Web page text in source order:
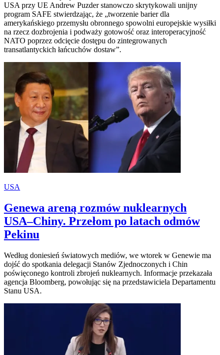
USA przy UE Andrew Puzder stanowczo skrytykowali unijny
program SAFE stwierdzając, że „tworzenie barier dla
amerykańskiego przemysłu obronnego spowolni europejskie wysiłki
na rzecz dozbrojenia i podważy gotowość oraz interoperacyjność
NATO poprzez odcięcie dostępu do zintegrowanych
transatlantyckich łańcuchów dostaw”.
USA
Genewa areną rozmów nuklearnych
USA–Chiny. Przełom po latach odmów
Pekinu
Według doniesień światowych mediów, we wtorek w Genewie ma
dojść do spotkania delegacji Stanów Zjednoczonych i Chin
poświęconego kontroli zbrojeń nuklearnych. Informacje przekazała
agencja Bloomberg, powołując się na przedstawiciela Departamentu
Stanu USA.